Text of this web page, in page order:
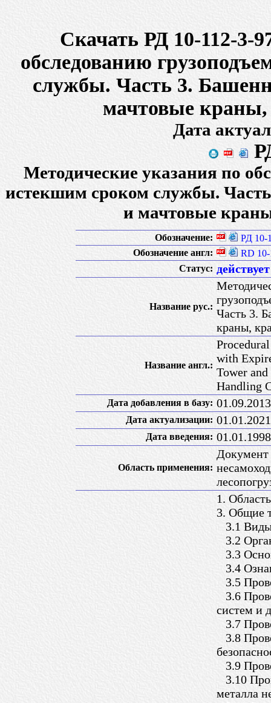
Скачать РД 10-112-3-
обследованию
службы. Часть 3.
мачтовые краны,
Дата
Методические указания по
истекшим сроком службы.
и мачтовые
Обозначение:
РД 10-
Обозначение англ:
RD 10-
Статус: действует
Название рус.:
Часть 3.
краны,
Название англ.:
with
Tower
Handling
Дата добавления в базу: 01.09.2013
Дата актуализации: 01.01.2021
Дата введения: 01.01.1998
Область применения:
Документ
1.
3. Общие
3.1 Виды
3.2
3.3
3.4
3.5
3.6
систем и
3.7
3.8
3.9
3.10
металла